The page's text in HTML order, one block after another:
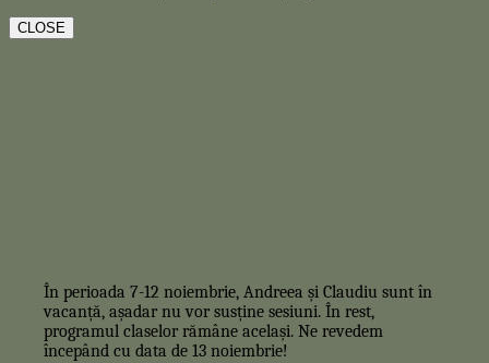
CLOSE
În perioada 7-12 noiembrie, Andreea și Claudiu sunt în
vacanță, așadar nu vor susține sesiuni. În rest,
programul claselor rămâne același. Ne revedem
începând cu data de 13 noiembrie!